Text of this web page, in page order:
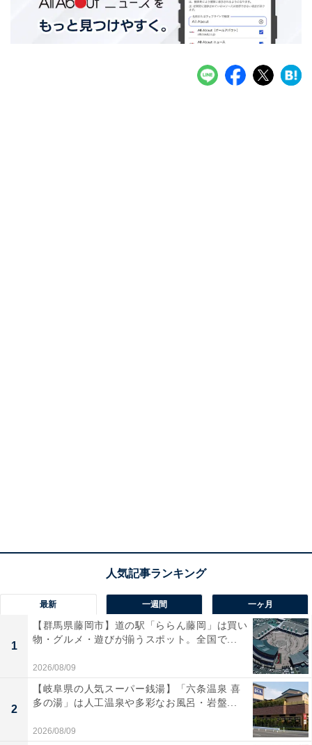
最新 一週間 一ヶ月
1
【群馬県藤岡市】道の駅「ららん藤岡」は買い
物・グルメ・遊びが揃うスポット。全国で...
2026/08/09
2
【岐阜県の人気スーパー銭湯】「六条温泉 喜
多の湯」は人工温泉や多彩なお風呂・岩盤...
2026/08/09